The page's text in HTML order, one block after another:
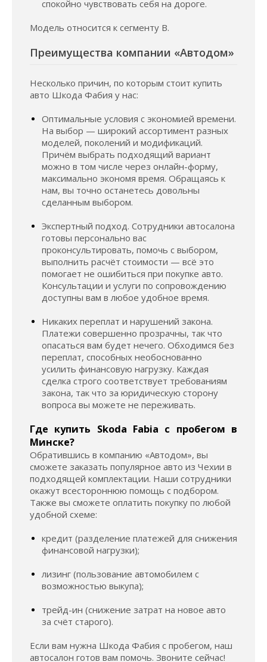
спокойно чувствовать себя на дороге.
Модель относится к сегменту B.
Преимущества компании «Автодом»
Несколько причин, по которым стоит купить
авто Шкода Фабия у нас:
Оптимальные условия с экономией времени.
На выбор — широкий ассортимент разных
моделей, поколений и модификаций.
Причём выбрать подходящий вариант
можно в том числе через онлайн-форму,
максимально экономя время. Обращаясь к
нам, вы точно останетесь довольны
сделанным выбором.
Экспертный подход. Сотрудники автосалона
готовы персонально вас
проконсультировать, помочь с выбором,
выполнить расчёт стоимости — всё это
помогает не ошибиться при покупке авто.
Консультации и услуги по сопровождению
доступны вам в любое удобное время.
Никаких переплат и нарушений закона.
Платежи совершенно прозрачны, так что
опасаться вам будет нечего. Обходимся без
переплат, способных необоснованно
усилить финансовую нагрузку. Каждая
сделка строго соответствует требованиям
закона, так что за юридическую сторону
вопроса вы можете не переживать.
Где купить Skoda Fabia с пробегом в
Минске?
Обратившись в компанию «Автодом», вы
сможете заказать популярное авто из Чехии в
подходящей комплектации. Наши сотрудники
окажут всестороннюю помощь с подбором.
Также вы сможете оплатить покупку по любой
удобной схеме:
кредит (разделение платежей для снижения
финансовой нагрузки);
лизинг (пользование автомобилем с
возможностью выкупа);
трейд-ин (снижение затрат на новое авто
за счёт старого).
Если вам нужна Шкода Фабия с пробегом, наш
автосалон готов вам помочь. Звоните сейчас!